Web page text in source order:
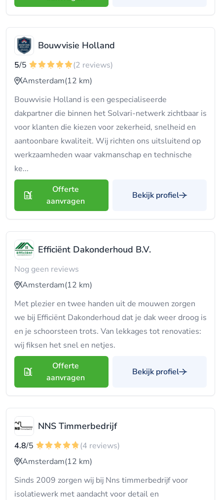
Bouwvisie Holland
5/5
(2 reviews)
Amsterdam(12 km)
Bouwvisie Holland is een gespecialiseerde
dakpartner die binnen het Solvari-netwerk zichtbaar is
voor klanten die kiezen voor zekerheid, snelheid en
aantoonbare kwaliteit. Wij richten ons uitsluitend op
werkzaamheden waar vakmanschap en technische
ke...
Offerte
aanvragen
Bekijk profiel
Efficiënt Dakonderhoud B.V.
Nog geen reviews
Amsterdam(12 km)
Met plezier en twee handen uit de mouwen zorgen
we bij Efficiënt Dakonderhoud dat je dak weer droog is
en je schoorsteen trots. Van lekkages tot renovaties:
wij fiksen het snel en netjes.
Offerte
aanvragen
Bekijk profiel
NNS Timmerbedrijf
4.8/5
(4 reviews)
Amsterdam(12 km)
Sinds 2009 zorgen wij bij Nns timmerbedrijf voor
isolatiewerk met aandacht voor detail en